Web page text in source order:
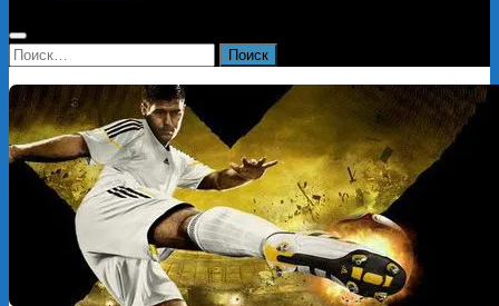
Найти: